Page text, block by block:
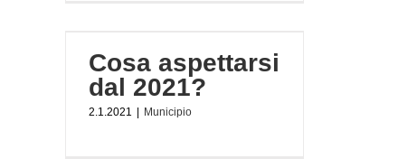
Cosa aspettarsi
dal 2021?
2.1.2021 | Municipio